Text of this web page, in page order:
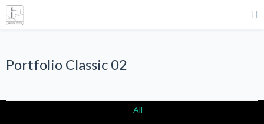
Portfolio Classic 02
All